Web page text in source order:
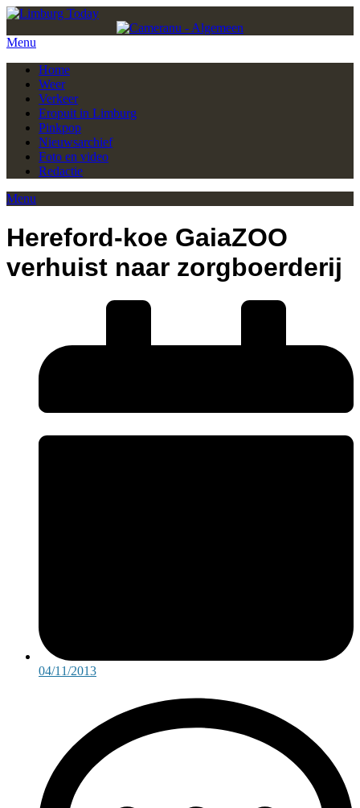
Menu
Home
Weer
Verkeer
Eropuit in Limburg
Pinkpop
Nieuwsarchief
Foto en video
Redactie
Menu
Hereford-koe GaiaZOO
verhuist naar zorgboerderij
04/11/2013